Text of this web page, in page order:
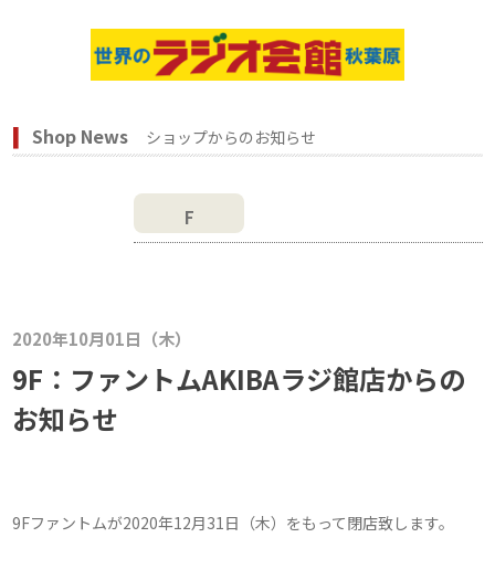
Shop News ショップからのお知らせ
F
2020年10月01日（木）
9F：ファントムAKIBAラジ館店からの
お知らせ
9Fファントムが2020年12月31日（木）をもって閉店致します。